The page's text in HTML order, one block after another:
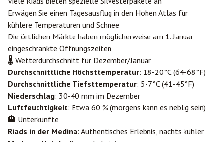
Erwägen Sie einen Tagesausflug in den Hohen Atlas für
kühlere Temperaturen und Schnee
Die örtlichen Märkte haben möglicherweise am 1. Januar
eingeschränkte Öffnungszeiten
🌡️ Wetterdurchschnitt für Dezember/Januar
Durchschnittliche Höchsttemperatur: 18-20°C (64-68°F)
Durchschnittliche Tiefsttemperatur: 5-7°C (41-45°F)
Niederschlag: 30-40 mm im Dezember
Luftfeuchtigkeit: Etwa 60 % (morgens kann es neblig sein)
🏨 Unterkünfte
Riads in der Medina: Authentisches Erlebnis, nachts kühler